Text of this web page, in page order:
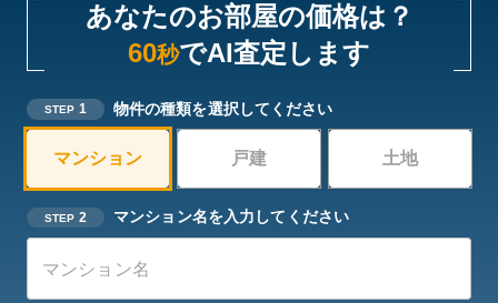
あなたのお部屋の価格は？
60秒でAI査定します
STEP 1 物件の種類を選択してください
マンション 戸建 土地
STEP 2 マンション名を入力してください